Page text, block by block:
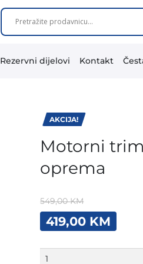
Rezervni dijelovi Kontakt
AKCIJA!
Motorni
oprema
549,00KM
Original
price
549,00 KM.
419,00 KM price